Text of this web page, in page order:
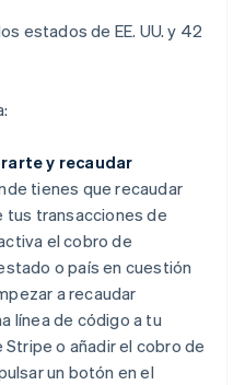
estados de EE. UU. y 42
y recaudar
tienes que recaudar
tus transacciones de
el cobro de
o país en cuestión
a recaudar
línea de código a tu
o añadir el cobro de
un botón en el